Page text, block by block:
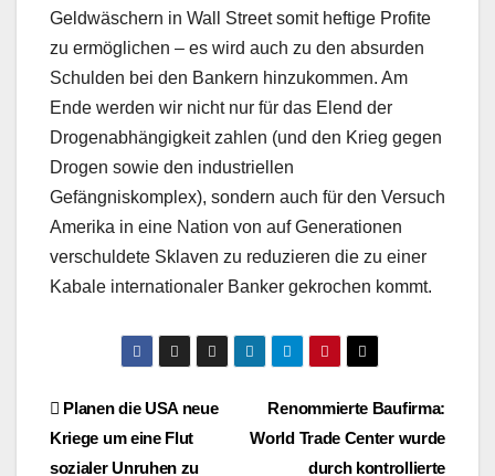
Geldwäschern in Wall Street somit heftige Profite
zu ermöglichen – es wird auch zu den absurden
Schulden bei den Bankern hinzukommen. Am
Ende werden wir nicht nur für das Elend der
Drogenabhängigkeit zahlen (und den Krieg gegen
Drogen sowie den industriellen
Gefängniskomplex), sondern auch für den Versuch
Amerika in eine Nation von auf Generationen
verschuldete Sklaven zu reduzieren die zu einer
Kabale internationaler Banker gekrochen kommt.
BeitragsnavigationRenommierte Baufirma:
World Trade Center wurde
durch kontrollierte
Planen die USA neue
Kriege um eine Flut
sozialer Unruhen zu